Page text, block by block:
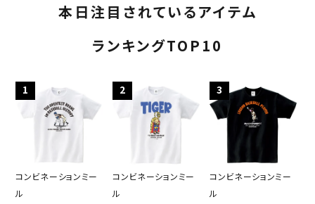
本日注目されているアイテム
ランキングTOP10
1
コンビネーションミー
ル
2
コンビネーションミー
ル
3
コンビネーションミー
ル